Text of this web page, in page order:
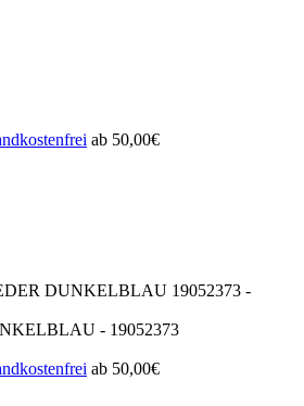
ab 50,00€
- 19052373
ab 50,00€